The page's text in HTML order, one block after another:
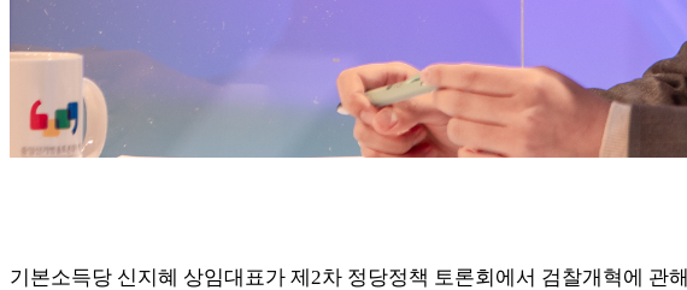
기본소득당 신지혜 상임대표가 제2차 정당정책 토론회에서 검찰개혁에 관해